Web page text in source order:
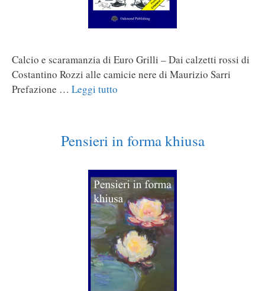
Calcio e scaramanzia di Euro Grilli – Dai calzetti rossi di
Costantino Rozzi alle camicie nere di Maurizio Sarri
Prefazione … Leggi tutto
Pensieri in forma khiusa